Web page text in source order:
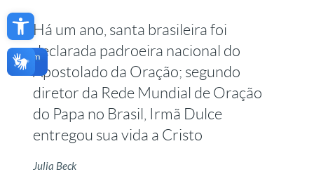
Open toolbar
Há um ano, santa brasileira foi
declarada padroeira nacional do
Apostolado da Oração; segundo
diretor da Rede Mundial de Oração
do Papa no Brasil, Irmã Dulce
entregou sua vida a Cristo
Julia Beck